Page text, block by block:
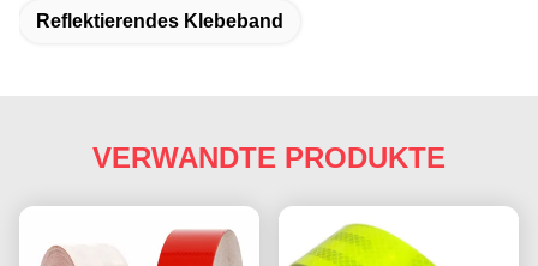
Reflektierendes Klebeband
VERWANDTE PRODUKTE